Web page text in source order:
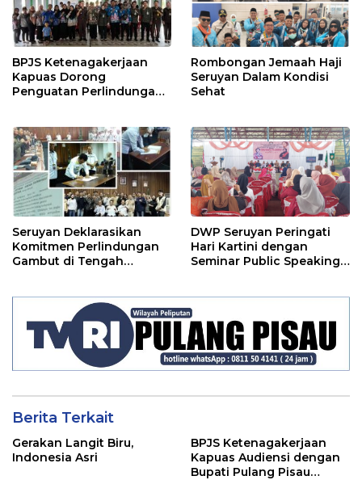
BPJS Ketenagakerjaan
Kapuas Dorong
Penguatan Perlindungan
Rombongan Jemaah Haji
Seruyan Dalam Kondisi
Sehat
Seruyan Deklarasikan
Komitmen Perlindungan
Gambut di Tengah
DWP Seruyan Peringati
Hari Kartini dengan
Seminar Public Speaking
Berita Terkait
Gerakan Langit Biru,
Indonesia Asri
BPJS Ketenagakerjaan
Kapuas Audiensi dengan
Bupati Pulang Pisau